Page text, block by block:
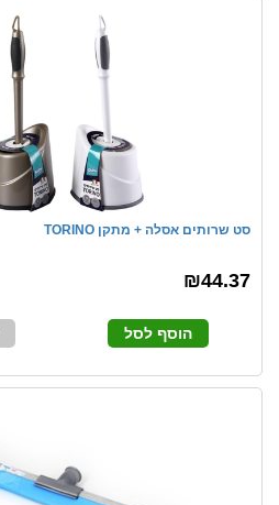
סט שרותים אסלה + מתקן TORINO
₪44.37
הוסף לסל